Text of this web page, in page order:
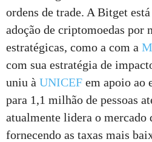
ordens de trade. A Bitget
adoção de criptomoedas por
estratégicas, como a com a
com sua estratégia de
uniu à UNICEF em apoio ao
para 1,1 milhão de pessoas
atualmente lidera o mercado
fornecendo as taxas mais